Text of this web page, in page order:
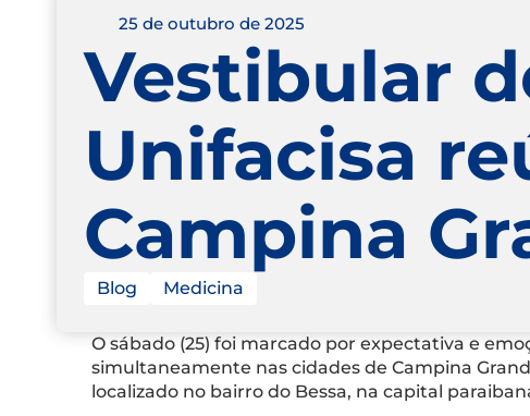
25 de outubro de 2025
Vestibular
Unifacisa
Campina
Blog Medicina
O sábado (25) foi marcado por expectativa e
simultaneamente nas cidades de Campina
localizado no bairro do Bessa, na capital